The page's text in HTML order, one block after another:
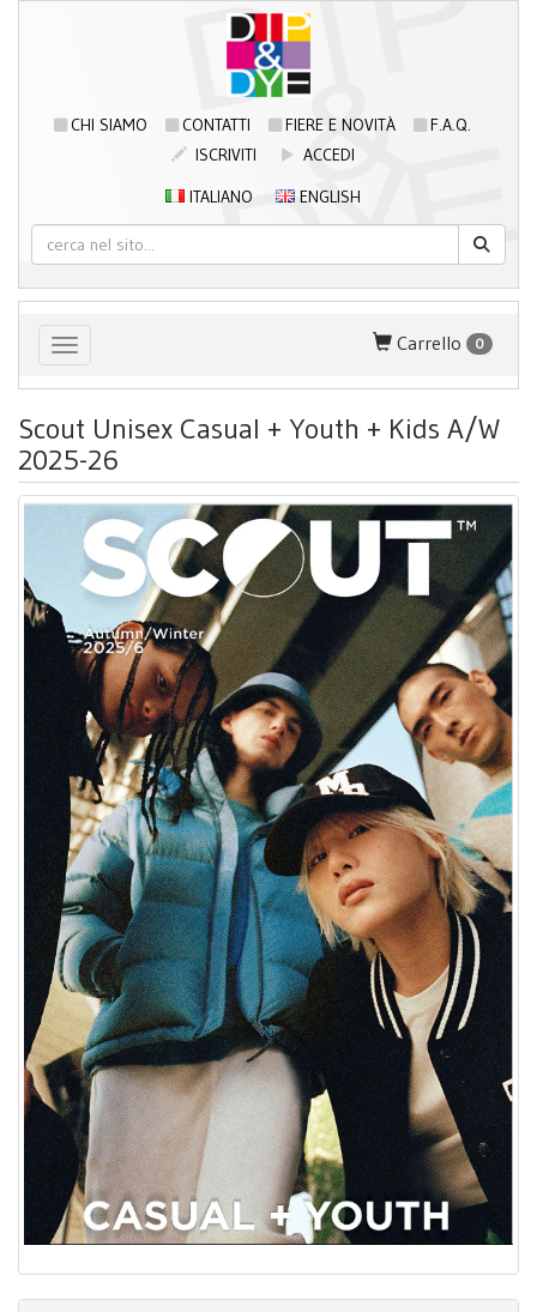
CHI SIAMO CONTATTI FIERE E NOVITÀ
F.A.Q.
ISCRIVITI
ACCEDI
ITALIANO
ENGLISH
Toggle navigation Carrello 0
Scout Unisex Casual + Youth + Kids A/W
2025-26